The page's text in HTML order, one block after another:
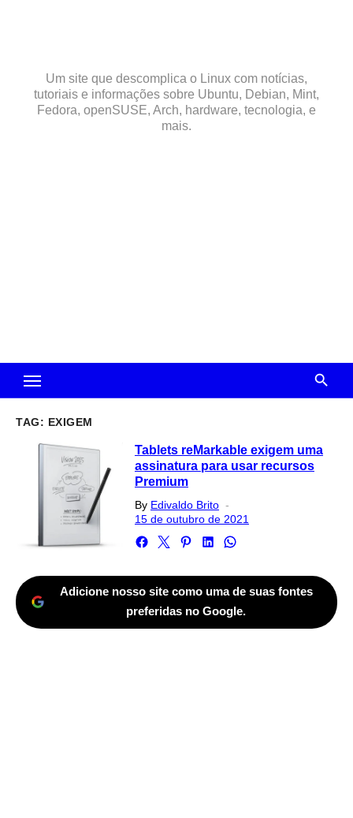
Um site que descomplica o Linux com notícias,
tutoriais e informações sobre Ubuntu, Debian, Mint,
Fedora, openSUSE, Arch, hardware, tecnologia, e
mais.
TAG: EXIGEM
Tablets reMarkable exigem uma
assinatura para usar recursos
Premium
By Edivaldo Brito
on
15 de outubro de 2021
Adicione nosso site como uma de suas fontes
preferidas no Google.